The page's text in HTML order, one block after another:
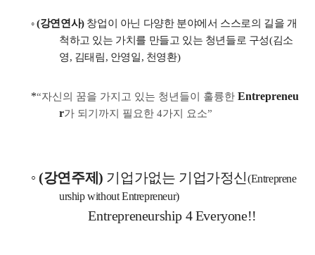
◦ (강연연사) 창업이 아닌 다양한 분야에서 스스로의 길을 개
척하고 있는 가치를 만들고 있는 청년들로 구성(김소
영, 김태림, 안영일, 천영환)
*“자신의 꿈을 가지고 있는 청년들이 훌륭한 Entrepreneu
r가 되기까지 필요한 4가지 요소”
◦ (강연주제) 기업가없는 기업가정신(Entreprene
urship without Entrepreneur)
Entrepreneurship 4 Everyone!!